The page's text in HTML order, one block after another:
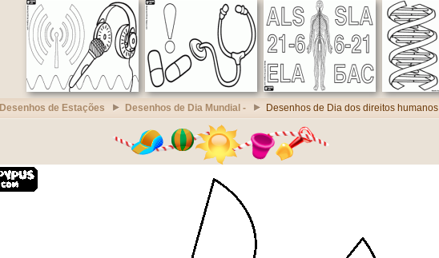
Desenhos de Estações Desenhos de Dia Mundial - Desenhos de Dia dos direitos humanos